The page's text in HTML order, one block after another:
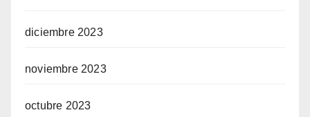
diciembre 2023
noviembre 2023
octubre 2023